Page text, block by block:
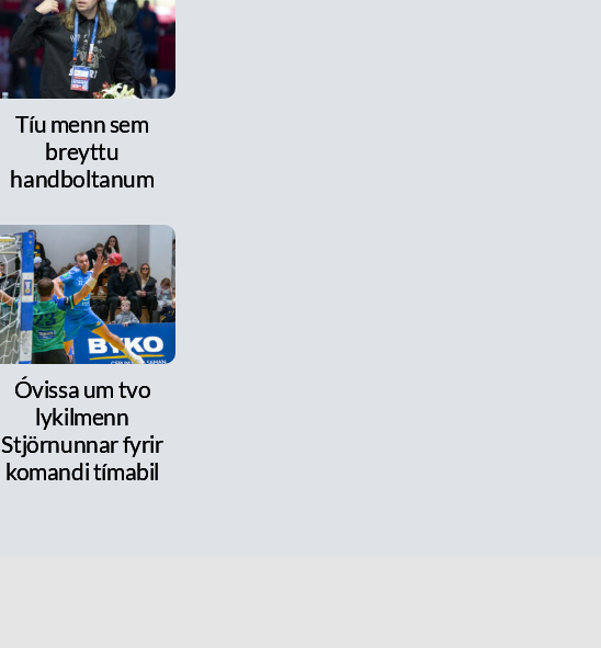
Tíu menn sem
breyttu
handboltanum
Óvissa um tvo
lykilmenn
Stjörnunnar fyrir
komandi tímabil